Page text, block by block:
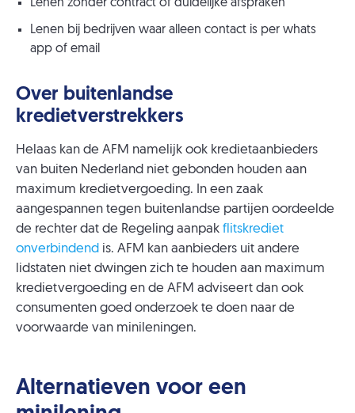
Lenen zonder contract of duidelijke afspraken
Lenen bij bedrijven waar alleen contact is per whats
app of email
Over buitenlandse
kredietverstrekkers
Helaas kan de AFM namelijk ook kredietaanbieders
van buiten Nederland niet gebonden houden aan
maximum kredietvergoeding. In een zaak
aangespannen tegen buitenlandse partijen oordeelde
de rechter dat de Regeling aanpak flitskrediet
onverbindend is. AFM kan aanbieders uit andere
lidstaten niet dwingen zich te houden aan maximum
kredietvergoeding en de AFM adviseert dan ook
consumenten goed onderzoek te doen naar de
voorwaarde van minileningen.
Alternatieven voor een